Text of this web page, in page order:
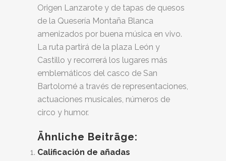
Origen Lanzarote y de tapas de quesos
de la Quesería Montaña Blanca
amenizados por buena música en vivo.
La ruta partirá de la plaza León y
Castillo y recorrerá los lugares más
emblemáticos del casco de San
Bartolomé a través de representaciones,
actuaciones musicales, números de
circo y humor.
Ähnliche Beiträge:
Calificación de añadas